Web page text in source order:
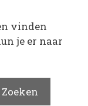
vinden
je er naar